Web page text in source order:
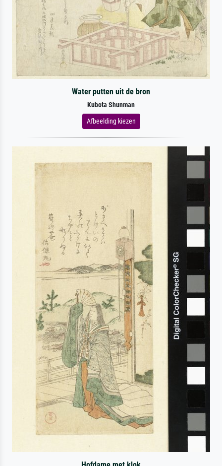
Water putten uit de bron
Kubota Shunman
Afbeelding kiezen